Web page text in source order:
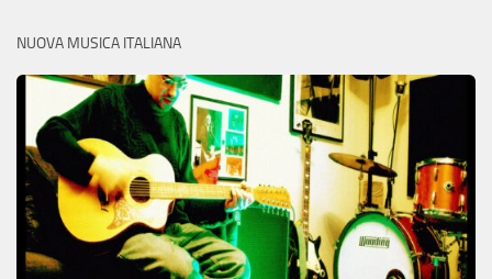
NUOVA MUSICA ITALIANA